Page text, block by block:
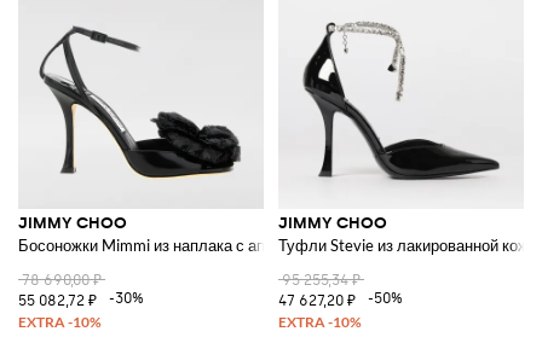
JIMMY CHOO
Босоножки Mimmi из наплака с аппликацией в виде цветка
78 690,00 ₽
55 082,72 ₽
-30%
JIMMY CHOO
Туфли Stevie из лакированной кожи
95 255,34 ₽
47 627,20 ₽
-50%